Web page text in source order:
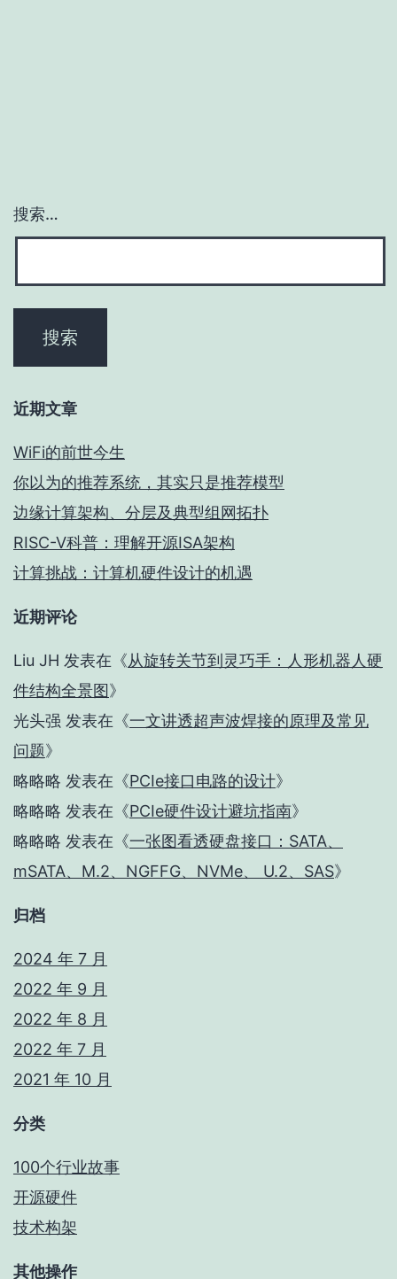
搜索…
近期文章
WiFi的前世今生
你以为的推荐系统，其实只是推荐模型
边缘计算架构、分层及典型组网拓扑
RISC-V科普：理解开源ISA架构
计算挑战：计算机硬件设计的机遇
近期评论
Liu JH 发表在《从旋转关节到灵巧手：人形机器人硬
件结构全景图》
光头强 发表在《一文讲透超声波焊接的原理及常见
问题》
略略略 发表在《PCIe接口电路的设计》
略略略 发表在《PCIe硬件设计避坑指南》
略略略 发表在《一张图看透硬盘接口：SATA、
mSATA、M.2、NGFFG、NVMe、 U.2、SAS》
归档
2024 年 7 月
2022 年 9 月
2022 年 8 月
2022 年 7 月
2021 年 10 月
分类
100个行业故事
开源硬件
技术构架
其他操作